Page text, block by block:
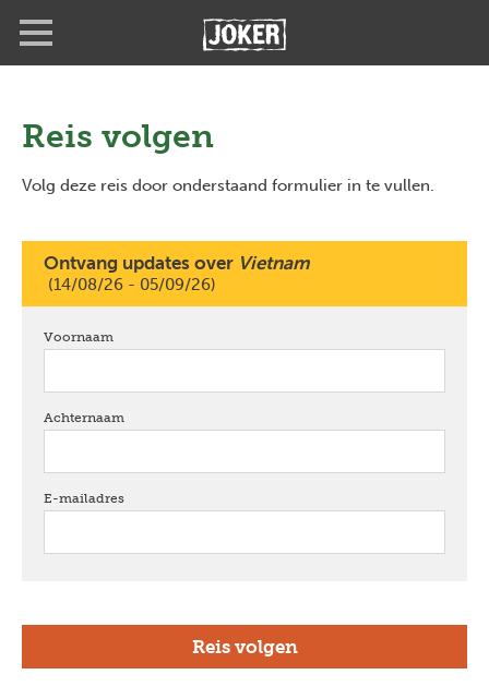
gaanReis volgen
Volg deze reis door onderstaand formulier in te vullen.
Ontvang updates over Vietnam
(14/08/26 - 05/09/26)
Voornaam
Achternaam
E-mailadres